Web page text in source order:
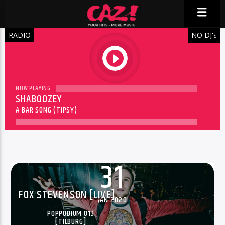
RADIO
play
NO DJ'S
NOW PLAYING
SHABOOZEY
A BAR SONG (TIPSY)
31
JAN 2020
POPPODIUM 013
[TILBURG]
FOX STEVENSON [LIVE]